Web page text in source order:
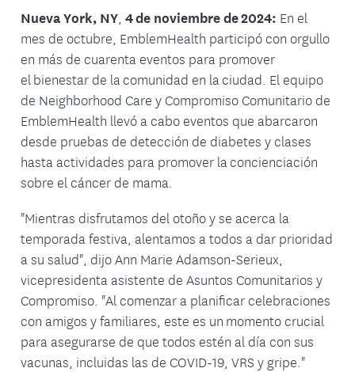
Nueva York, NY 4 de noviembrede 2024: En el
mes de octubre, EmblemHealth participó con orgullo
en más de cuarenta eventos para promover
el bienestar de la comunidad en la ciudad. El equipo
de Neighborhood Care y Compromiso Comunitario de
EmblemHealth llevó a cabo eventos que abarcaron
desde pruebas de detección de diabetes y clases
hasta actividades para promover la concienciación
sobre el cáncer de mama.
"Mientras disfrutamos del otoño y se acerca la
temporada festiva, alentamos a todos a dar prioridad
a su salud", dijo Ann Marie Adamson-Serieux,
vicepresidenta asistente de Asuntos Comunitarios y
Compromiso. "Al comenzar a planificar celebraciones
con amigos y familiares, este es un momento crucial
para asegurarse de que todos estén al día con sus
vacunas, incluidas las de COVID-19, VRS y gripe."